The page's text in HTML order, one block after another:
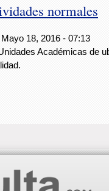
normales
18, 2016 - 07:13
Académicas de